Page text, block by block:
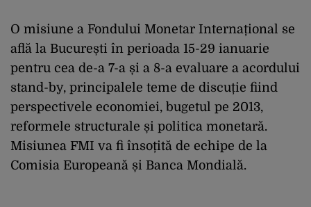
O misiune a Fondului Monetar Internațional se
află la București în perioada 15-29 ianuarie
pentru cea de-a 7-a și a 8-a evaluare a acordului
stand-by, principalele teme de discuție fiind
perspectivele economiei, bugetul pe 2013,
reformele structurale și politica monetară.
Misiunea FMI va fi însoțită de echipe de la
Comisia Europeană și Banca Mondială.